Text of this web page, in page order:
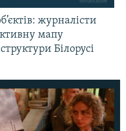
журналісти
мапу
Білорусі